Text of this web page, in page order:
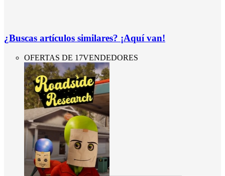
¿Buscas artículos similares? ¡Aquí van!
OFERTAS DE 17VENDEDORES